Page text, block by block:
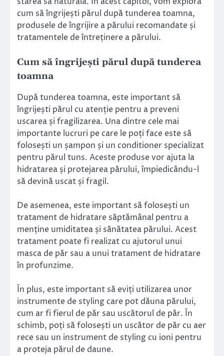
cum să îngrijești părul după tunderea toamna,
produsele de îngrijire a părului recomandate și
tratamentele de întreținere a părului.
Cum să îngrijești părul după tunderea
toamna
După tunderea toamna, este important să
îngrijești părul cu atenție pentru a preveni
uscarea și fragilizarea. Una dintre cele mai
importante lucruri pe care le poți face este să
folosești un șampon și un conditioner specializat
pentru părul tuns. Aceste produse vor ajuta la
hidratarea și protejarea părului, împiedicându-l
să devină uscat și fragil.
De asemenea, este important să folosești un
tratament de hidratare săptămânal pentru a
menține umiditatea și sănătatea părului. Acest
tratament poate fi realizat cu ajutorul unui
masca de păr sau a unui tratament de hidratare
în profunzime.
În plus, este important să eviți utilizarea unor
instrumente de styling care pot dăuna părului,
cum ar fi fierul de păr sau uscătorul de păr. În
schimb, poți să folosești un uscător de păr cu aer
rece sau un instrument de styling cu ioni pentru
a proteja părul de daune.